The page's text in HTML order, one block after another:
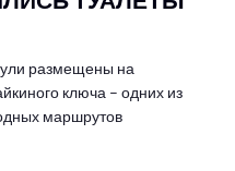
размещены на
ключа – одних из
маршрутов